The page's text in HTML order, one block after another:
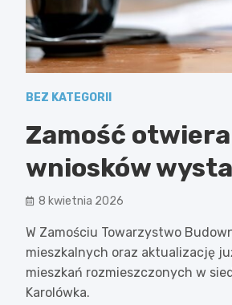
BEZ KATEGORII
Zamość
wniosków
8 kwietnia 2026
W Zamościu Towarzystwo
mieszkalnych oraz aktualizację
mieszkań rozmieszczonych w
Karolówka.